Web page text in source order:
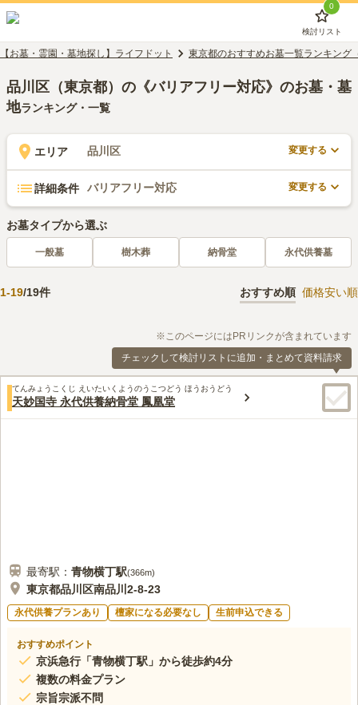
0
検討リスト
【お墓・霊園・墓地探し】ライフドット 東京都のおすすめお墓一覧ランキング
品川区（東京都）の《バリアフリー対応》のお墓・墓
地ランキング・一覧
エリア 品川区 変更する
詳細条件 バリアフリー対応 変更する
お墓タイプから選ぶ
一般墓 樹木葬 納骨堂 永代供養墓
1-19/19件 おすすめ順 価格安い順
※このページにはPRリンクが含まれています
チェックして検討リストに追加・まとめて資料請求
てんみょうこくじ えいたいくようのうこつどう ほうおうどう
天妙国寺 永代供養納骨堂 鳳凰堂
最寄駅： 青物横丁駅(366m)
東京都品川区南品川2-8-23
永代供養プランあり 檀家になる必要なし 生前申込できる
おすすめポイント
京浜急行「青物横丁駅」から徒歩約4分
複数の料金プラン
宗旨宗派不問